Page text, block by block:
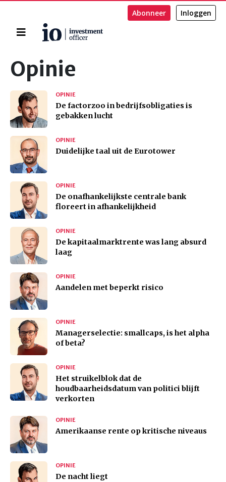
Home
Abonneer Inloggen
Opinie
OPINIE
De factorzoo in bedrijfsobligaties is
gebakken lucht
OPINIE
Duidelijke taal uit de Eurotower
OPINIE
De onafhankelijkste centrale bank
floreert in afhankelijkheid
OPINIE
De kapitaalmarktrente was lang absurd
laag
OPINIE
Aandelen met beperkt risico
OPINIE
Managerselectie: smallcaps, is het alpha
of beta?
OPINIE
Het struikelblok dat de
houdbaarheidsdatum van politici blijft
verkorten
OPINIE
Amerikaanse rente op kritische niveaus
OPINIE
De nacht liegt